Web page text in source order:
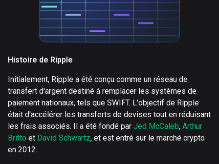
Histoire de Ripple
Initialement, Ripple a été conçu comme un réseau de
transfert d'argent destiné à remplacer les systèmes de
paiement nationaux, tels que SWIFT. L'objectif de Ripple
était d'accélérer les transferts de devises tout en réduisant
les frais associés. Il a été fondé par Jed McCaleb, Arthur
Britto et David Schwartz, et est entré sur le marché crypto
en 2012.